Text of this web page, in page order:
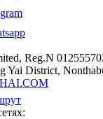
Reg.N
Yai District,